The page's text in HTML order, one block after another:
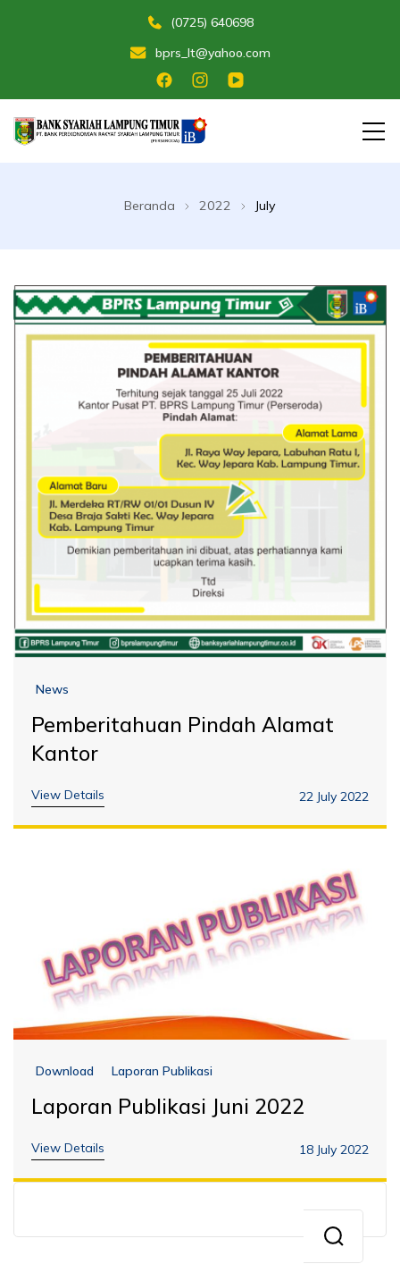
(0725) 640698
bprs_lt@yahoo.com
Lampung Timur
Beranda 2022 July
News
Pemberitahuan Pindah Alamat
Kantor
View Details 22 July 2022
Download Laporan Publikasi
Laporan Publikasi Juni 2022
View Details 18 July 2022